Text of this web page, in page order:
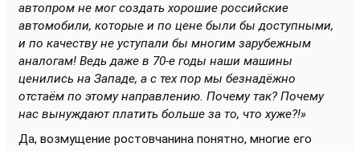
автопром не мог создать хорошие российские
автомобили, которые и по цене были бы доступными,
и по качеству не уступали бы многим зарубежным
аналогам! Ведь даже в 70-е годы наши машины
ценились на Западе, а с тех пор мы безнадёжно
отстаём по этому направлению. Почему так? Почему
нас вынуждают платить больше за то, что хуже?!»
Да, возмущение ростовчанина понятно, многие его